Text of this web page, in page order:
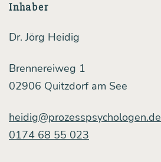
Inhaber
Dr. Jörg Heidig
Brennereiweg 1
02906 Quitzdorf am See
heidig@prozesspsychologen.de
0174 68 55 023